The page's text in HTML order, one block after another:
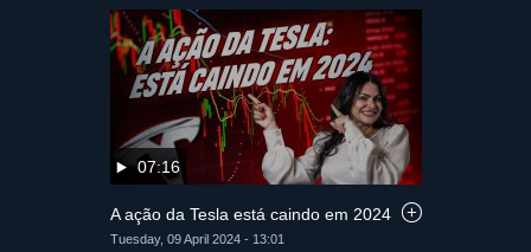
07:16
A ação da Tesla está caindo em 2024
Tuesday, 09 April 2024 - 13:01